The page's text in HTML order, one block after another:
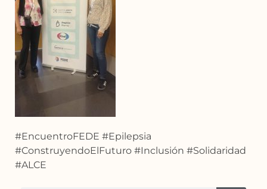
#EncuentroFEDE #Epilepsia
#ConstruyendoElFuturo #Inclusión #Solidaridad
#ALCE